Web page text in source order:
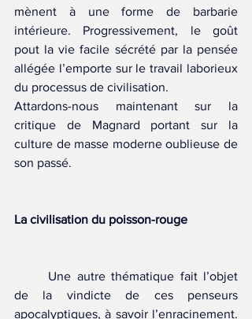
mènent à une forme de barbarie
intérieure. Progressivement, le goût
pout la vie facile sécrété par la pensée
allégée l’emporte sur le travail laborieux
du processus de civilisation.
Attardons-nous maintenant sur la
critique de Magnard portant sur la
culture de masse moderne oublieuse de
son passé.
La civilisation du poisson-rouge
de la vindicte de ces penseurs
apocalyptiques, à savoir l’enracinement.